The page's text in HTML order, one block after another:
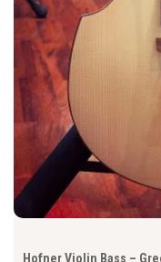
Hofner Violin Bass –